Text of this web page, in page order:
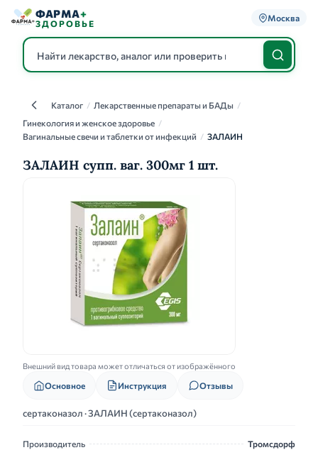
ФАРМА+
ЗДОРОВЬЕ
Москва
КаталогКаталог / Лекарственные препараты и БАДы /
Гинекология и женское здоровье /
Вагинальные свечи и таблетки от инфекций / ЗАЛАИН
ЗАЛАИН супп. ваг. 300мг 1 шт.
Внешний вид товара может отличаться от изображённого
Основное Инструкция Отзывы
сертаконазол · ЗАЛАИН (сертаконазол)
Производитель Тромсдорф